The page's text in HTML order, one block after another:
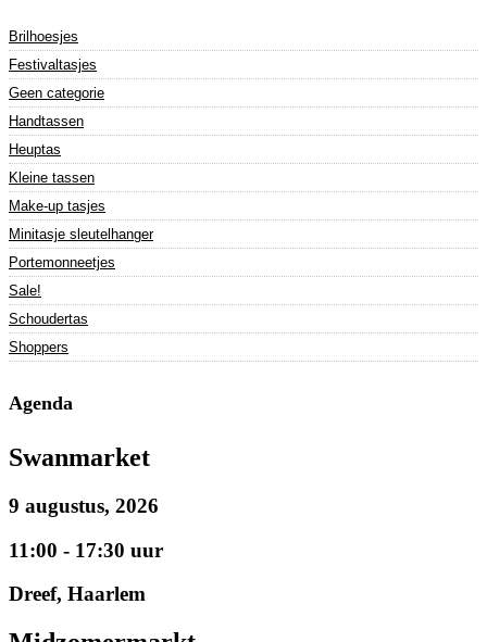
Brilhoesjes
Festivaltasjes
Geen categorie
Handtassen
Heuptas
Kleine tassen
Make-up tasjes
Minitasje sleutelhanger
Portemonneetjes
Sale!
Schoudertas
Shoppers
Agenda
Swanmarket
9 augustus, 2026
11:00 - 17:30 uur
Dreef, Haarlem